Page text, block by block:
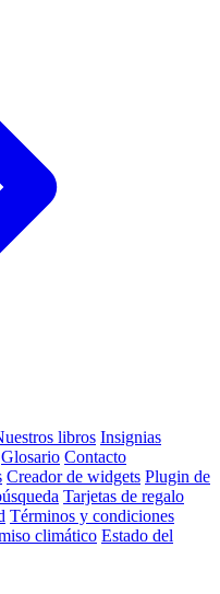
libros Insignias
Glosario Contacto
Creador de widgets Plugin de
Tarjetas de regalo
Términos y condiciones
climático Estado del